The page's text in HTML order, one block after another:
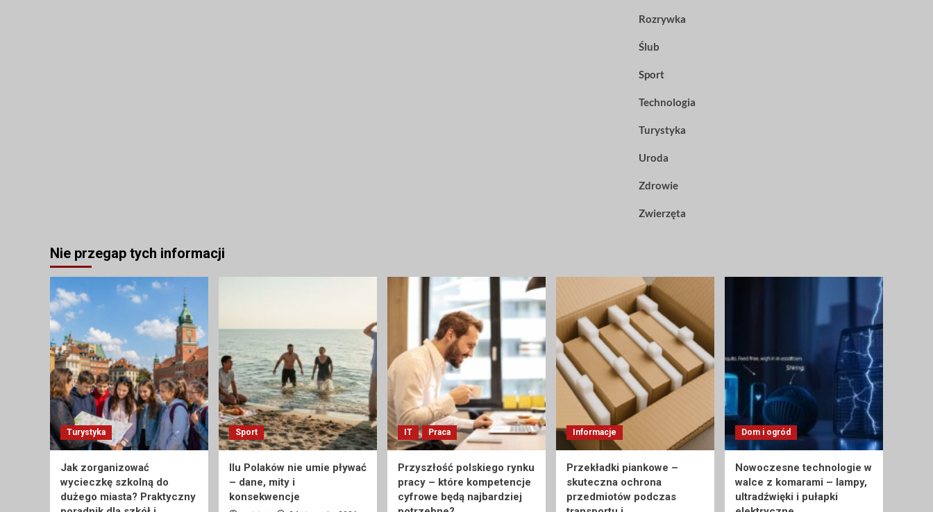
Rozrywka
Ślub
Sport
Technologia
Turystyka
Uroda
Zdrowie
Zwierzęta
Nie przegap tych informacji
Turystyka
Jak zorganizować
wycieczkę szkolną do
dużego miasta? Praktyczny
Sport
Ilu Polaków nie umie pływać
– dane, mity i
konsekwencje
IT Praca
Przyszłość polskiego rynku
pracy – które kompetencje
cyfrowe będą najbardziej
Informacje
Przekładki piankowe –
skuteczna ochrona
przedmiotów podczas
Dom i ogród
Nowoczesne technologie w
walce z komarami – lampy,
ultradźwięki i pułapki